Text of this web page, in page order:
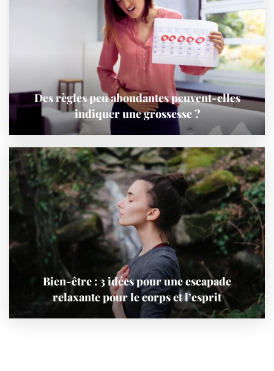
Des règles peu abondantes peuvent-elles
indiquer une grossesse ?
Bien-être : 3 idées pour une escapade
relaxante pour le corps et l’esprit